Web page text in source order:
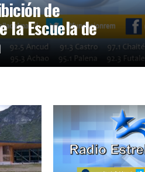
de
la Escuela de